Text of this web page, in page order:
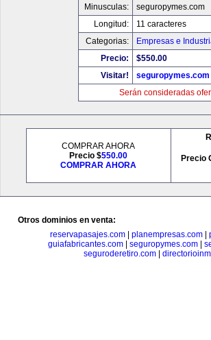
Minusculas:
seguropymes.com
Longitud:
11 caracteres
Categorias:
Empresas e
Precio:
$550.00
Visitar!
seguropymes.com
Serán consideradas
COMPRAR AHORA
Precio $550.00
COMPRAR AHORA
Precio
Otros dominios en venta:
reservapasajes.com
planempresas.com
guiafabricantes.com| seguropymes.com|
seguroderetiro.com|